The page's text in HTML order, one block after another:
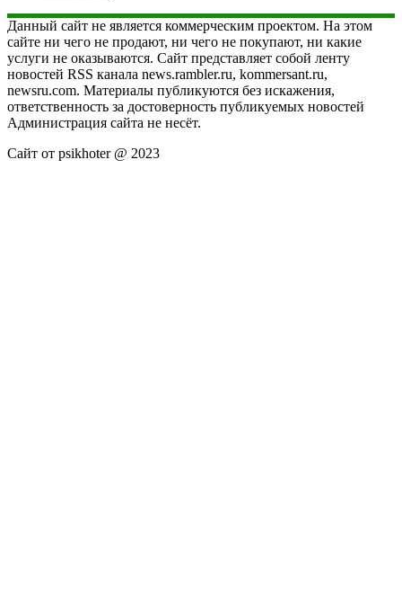
Данный сайт не является коммерческим проектом. На этом
сайте ни чего не продают, ни чего не покупают, ни какие
услуги не оказываются. Сайт представляет собой ленту
новостей RSS канала news.rambler.ru, kommersant.ru,
newsru.com. Материалы публикуются без искажения,
ответственность за достоверность публикуемых новостей
Администрация сайта не несёт.
Сайт от psikhoter @ 2023